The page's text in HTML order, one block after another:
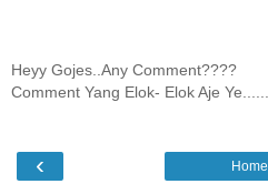
Heyy Gojes..Any Comment????
Comment Yang Elok- Elok Aje Ye......
‹ Home